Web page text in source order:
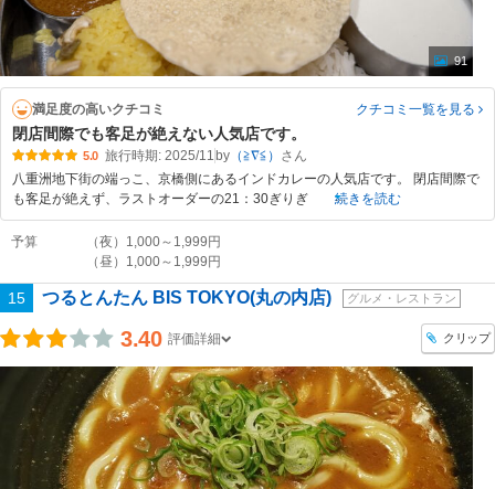
91
満足度の高いクチコミ クチコミ一覧を見る
閉店間際でも客足が絶えない人気店です。
5.0 旅行時期: 2025/11 by（≧∇≦）
八重洲地下街の端っこ、京橋側にあるインドカレーの人気店です。 閉店間際で
も客足が絶えず、ラストオーダーの21：30ぎりぎ
続きを読む
予算
（夜）1,000～1,999円
（昼）1,000～1,999円
15 つるとんたん BIS TOKYO(丸の内店) グルメ・レストラン
3.40 評価詳細 クリップ